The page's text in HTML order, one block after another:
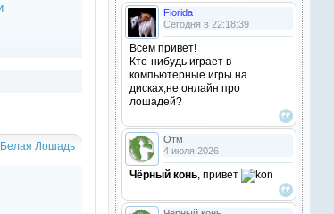
Белая Лошадь
Florida
Сегодня в 22:18:39
Всем привет!
Кто-нибудь играет в
компьютерные игры на
дисках,не онлайн про
лошадей?
Отм
4 июля 2026
Чёрный конь, привет